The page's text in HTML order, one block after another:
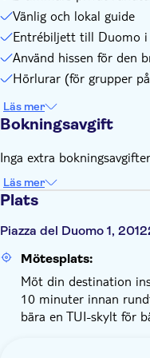
Vänlig och lokal guide
Entrébiljett till Duomo i
Använd hissen för den
Hörlurar (för grupper
Läs mer
Bokningsavgift
Inga extra
Läs mer
Plats
Piazza del Duomo 1,
Mötesplats:
Möt din destination
10 minuter innan
bära en TUI-skylt för